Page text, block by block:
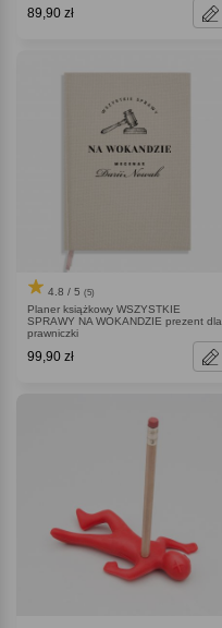
89,90 zł
4.8 / 5 (5)
Planer książkowy WSZYSTKIE
SPRAWY NA WOKANDZIE prezent dla
prawniczki
99,90 zł